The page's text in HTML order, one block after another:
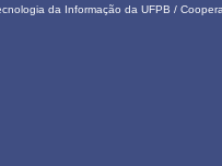
da Informação da UFPB /